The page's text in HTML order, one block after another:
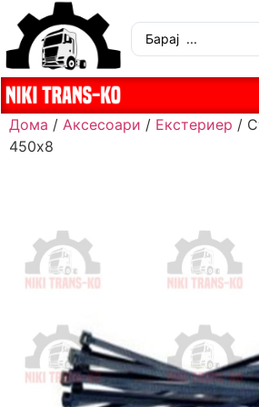
Дома / Аксесоари / Екстериер /
450х8